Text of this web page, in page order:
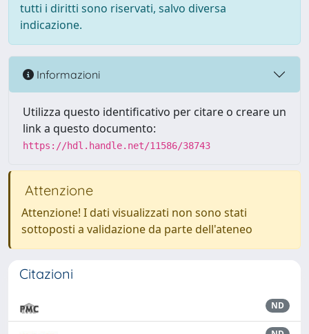
tutti i diritti sono riservati, salvo diversa
indicazione.
Informazioni
Utilizza questo identificativo per citare o creare un
link a questo documento:
https://hdl.handle.net/11586/38743
Attenzione
Attenzione! I dati visualizzati non sono stati
sottoposti a validazione da parte dell'ateneo
Citazioni
ND